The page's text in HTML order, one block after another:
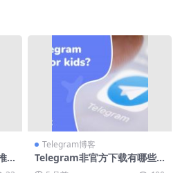
Telegram博客
Telegram非官方下载有哪些
风险？恶意软件警示